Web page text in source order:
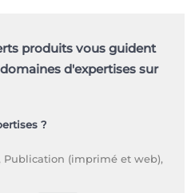
produits vous guident
d'expertises sur
?
Publication (imprimé et web),